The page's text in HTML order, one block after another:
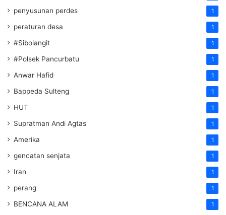
penyusunan perdes 1
peraturan desa 1
#Sibolangit 1
#Polsek Pancurbatu 1
Anwar Hafid 1
Bappeda Sulteng 1
HUT 1
Supratman Andi Agtas 1
Amerika 1
gencatan senjata 1
Iran 1
perang 1
BENCANA ALAM 1